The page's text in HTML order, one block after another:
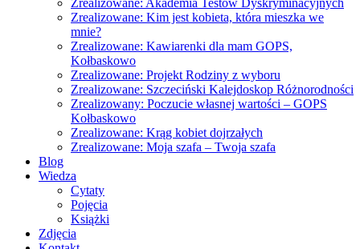
Zrealizowane: Kim jest kobieta, która mieszka we
mnie?
Zrealizowane: Kawiarenki dla mam GOPS,
Kołbaskowo
Zrealizowane: Projekt Rodziny z wyboru
Zrealizowane: Szczeciński Kalejdoskop Różnorodności
Zrealizowany: Poczucie własnej wartości – GOPS
Kołbaskowo
Zrealizowane: Krąg kobiet dojrzałych
Zrealizowane: Moja szafa – Twoja szafa
Blog
Wiedza
Cytaty
Pojęcia
Książki
Zdjęcia